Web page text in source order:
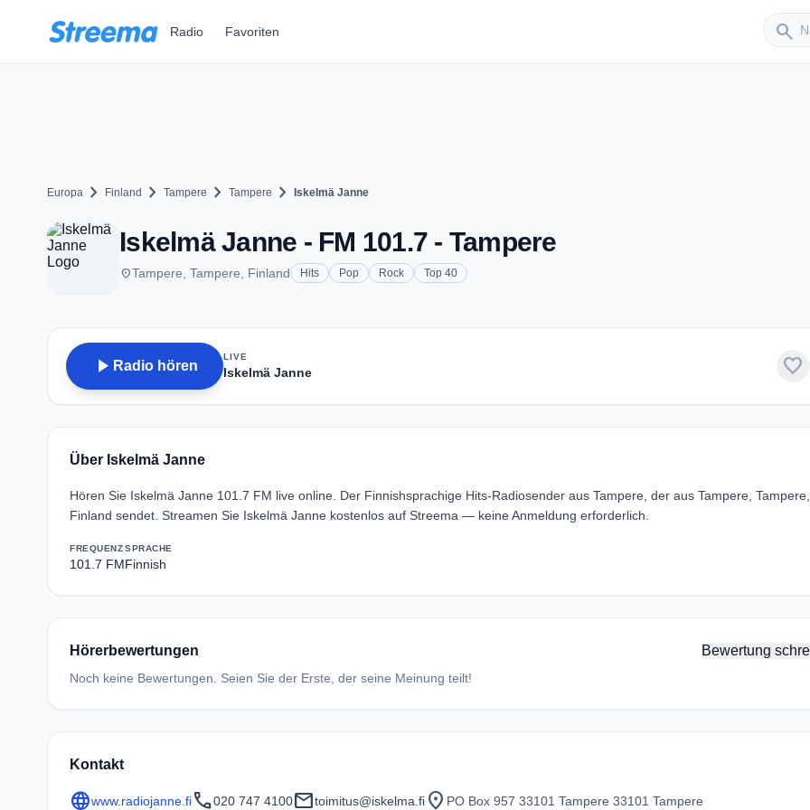
Radio Favoriten search
Europa chevron_right Finland chevron_right Tampere chevron_right Tampere chevron_right Iskelmä Janne
Iskelmä Janne - FM 101.7 - Tampere
placeTampere, Tampere, Finland Hits Pop Rock Top 40
play_arrow Radio hören
LIVE
Iskelmä Janne favorite
Über Iskelmä Janne
Hören Sie Iskelmä Janne 101.7 FM live online. Der Finnishsprachige Hits-Radiosender aus Tampere, der aus Tampere, Tampere,
Finland sendet. Streamen Sie Iskelmä Janne kostenlos auf Streema — keine Anmeldung erforderlich.
FREQUENZ
101.7 FM
SPRACHE
Finnish
Hörerbewertungen Bewertung
Noch keine Bewertungen. Seien Sie der Erste, der seine Meinung teilt!
Kontakt
languagewww.radiojanne.ficall020 747 4100mailtoimitus@iskelma.fi location_on PO Box 957 33101 Tampere 33101 Tampere